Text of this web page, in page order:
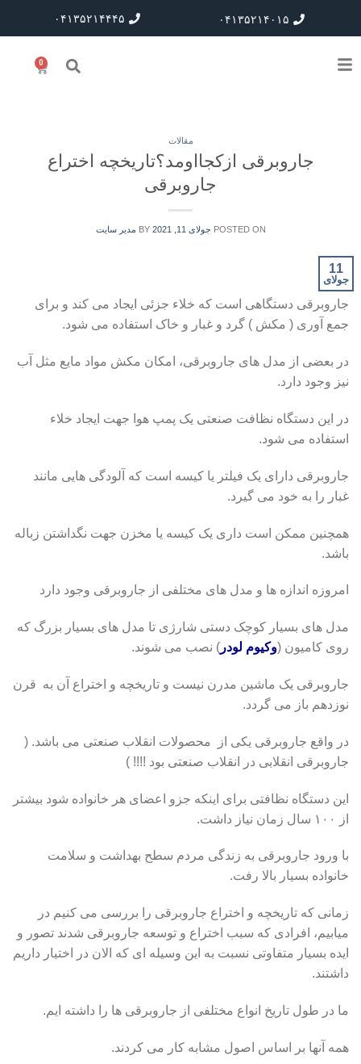
۰۴۱۳۵۲۱۴۰۱۵ ۰۴۱۳۵۲۱۴۴۴۵
0
مقالات
جاروبرقی ازکجااومد؟تاریخچه اختراع
جاروبرقی
POSTED ON جولای 11, 2021 BY مدیر سایت
11
جولای
جاروبرقی دستگاهی است که خلاء جزئی ایجاد می کند و برای
جمع آوری ( مکش ) گرد و غبار و خاک استفاده می شود.
در بعضی از مدل های جاروبرقی، امکان مکش مواد مایع مثل آب
نیز وجود دارد.
در این دستگاه نظافت صنعتی یک پمپ هوا جهت ایجاد خلاء
استفاده می شود.
جاروبرقی دارای یک فیلتر یا کیسه است که آلودگی هایی مانند
غبار را به خود می گیرد.
همچنین ممکن است داری یک کیسه یا مخزن جهت نگداشتن زباله
باشد.
امروزه اندازه ها و مدل های مختلفی از جاروبرقی وجود دارد
مدل های بسیار کوچک دستی شارژی تا مدل های بسیار بزرگ که
روی کامیون (وکیوم لودر ) نصب می شوند.
جاروبرقی یک ماشین مدرن نیست و تاریخچه و اختراع آن به قرن
نوزدهم باز می گردد.
در واقع جاروبرقی یکی از محصولات انقلاب صنعتی می باشد. (
جاروبرقی انقلابی در انقلاب صنعتی بود !!!! )
این دستگاه نظافتی برای اینکه جزو اعضای هر خانواده شود بیشتر
از ۱۰۰ سال زمان نیاز داشت.
با ورود جاروبرقی به زندگی مردم سطح بهداشت و سلامت
خانواده بسیار بالا رفت.
زمانی که تاریخچه و اختراع جاروبرقی را بررسی می کنیم در
میابیم، افرادی که سبب اختراع و توسعه جاروبرقی شدند تصور و
ایده بسیار متفاوتی نسبت به این وسیله ای که الان در اختیار داریم
داشتند.
ما در طول تاریخ انواع مختلفی از جاروبرقی ها را داشته ایم.
همه آنها بر اساس اصول مشابه کار می کردند.